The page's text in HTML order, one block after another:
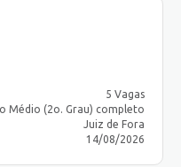
5 Vagas
Médio (2o. Grau) completo
Juiz de Fora
14/08/2026